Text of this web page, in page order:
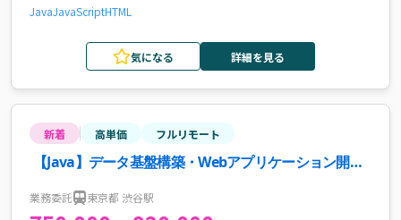
JavaJavaScriptHTML
気になる 詳細を見る
新着 高単価 フルリモート
【Java】データ基盤構築・Webアプリケーション開発
業務委託 東京都 渋谷駅